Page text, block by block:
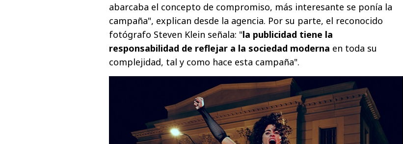
abarcaba el concepto de compromiso, más interesante se ponía la
campaña", explican desde la agencia. Por su parte, el reconocido
fotógrafo Steven Klein señala: "la publicidad tiene la
responsabilidad de reflejar a la sociedad moderna en toda su
complejidad, tal y como hace esta campaña".